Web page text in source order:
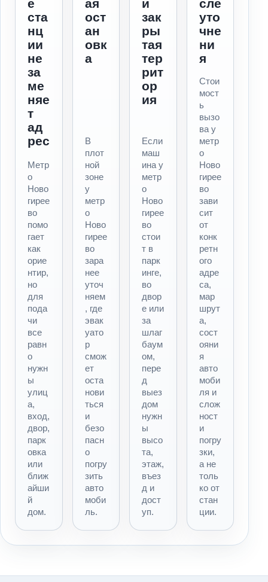
е
ста
нц
ии
не
за
ме
няе
т
ад
рес
Метр
о
Ново
гирее
во
помо
гает
как
орие
нтир,
но
для
пода
чи
все
равн
о
нужн
ы
улиц
а,
вход,
двор,
парк
овка
или
ближ
айши
й
дом.
ая
ост
ан
овк
а
В
плот
ной
зоне
у
метр
о
Ново
гирее
во
зара
нее
уточ
няем
, где
эвак
уато
р
смож
ет
оста
нови
ться
и
безо
пасн
о
погру
зить
авто
моби
ль.
и
зак
ры
тая
тер
рит
ор
ия
Если
маш
ина у
метр
о
Ново
гирее
во
стои
т в
парк
инге,
во
двор
е или
за
шлаг
баум
ом,
пере
д
выез
дом
нужн
ы
высо
та,
этаж,
въез
д и
дост
уп.
сле
уто
чне
ни
я
Стои
мост
ь
вызо
ва у
метр
о
Ново
гирее
во
зави
сит
от
конк
ретн
ого
адре
са,
мар
шрут
а,
сост
ояни
я
авто
моби
ля и
слож
ност
и
погру
зки,
а не
толь
ко от
стан
ции.